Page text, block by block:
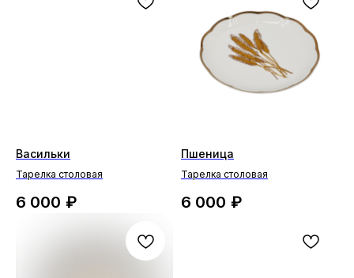
Васильки
Тарелка столовая
6 000 ₽
Пшеница
Тарелка столовая
6 000 ₽